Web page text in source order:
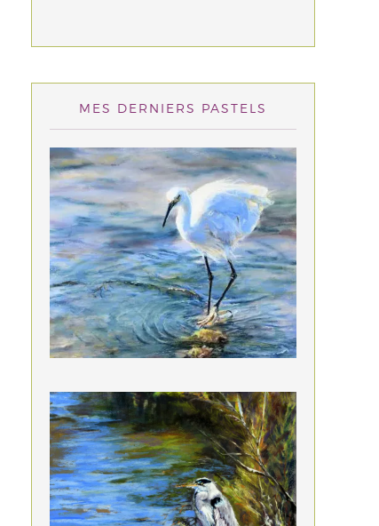
MES DERNIERS PASTELS